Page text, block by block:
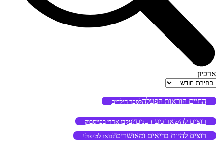
ארכיון
ארכיון
החיים הוראות הפעלהלספר הילדים
רוצים להשאר מעודכנים?עקבו אחרי בפייסבוק
רוצים להיות בריאים ומאושרים?בואו לטיפול!